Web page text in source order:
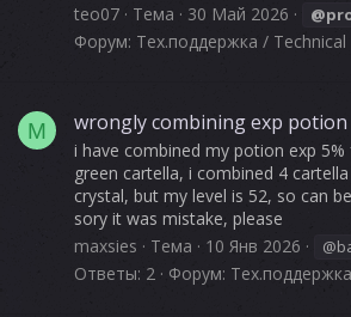
teo07
Тема 30 Май 2026
Форум: Тех.поддержка /
M wrongly combining exp potion
i have combined my potion exp
green cartella, i combined 4
crystal, but my level is 52, so can
sory it was mistake, please
maxsies
Тема 10 Янв 2026
Ответы: 2 Форум: